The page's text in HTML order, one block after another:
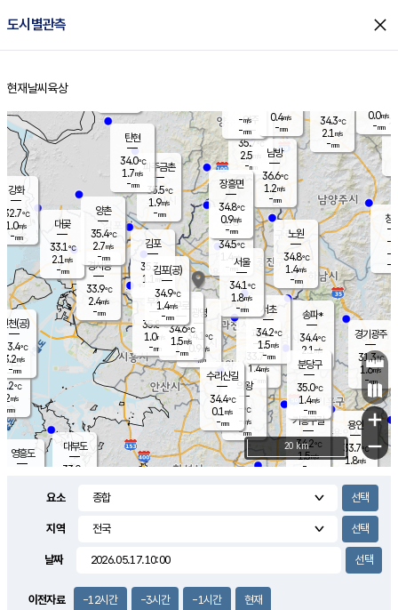
도시별관측 close
홈
현재날씨 육상
의도
℃
m/s
mm
영흥도
양주
35.7℃
2.5
-mm
과천
33.7℃
1.4m/s
- mm
용인
33.7℃
1.8m/s
경기광주
31.3℃
1.6m/s
-mm
2.4m/s
대부도
33.0
경서동
33.9℃
2.4m/s
-mm
파주금촌
35.5℃
1.9m/s
-mm
34.3℃
2.1 m/s
-mm
대곶
33.1℃
2.1 m/s
-mm
창
-
-m/
-
탄현
34.0℃
1.7m/s
-mm
0.0m/s
-mm
의왕
- ℃
-m/s
-mm
김포
35.3℃
1.1 m/s
mm
광명
34.1
℃
0.9 m/s
-mm
부천
35.8℃
1.0m/s
-mm
양촌
35.4℃
2.7m/s
-mm
구로
34.6℃
1.5m/s
-mm
은평
34.5℃
1.4 m/s
- mm
노원
34.8℃
1.4m/s
-mm
송파*
34.4℃
2.1 m/s
-mm
서초
34.2℃
1.5m/s
-mm
남방
36.6℃
1.2m/s
-mm
기흥구갈
34.2℃
1.5m/s
-
수리산길
34.4℃
0.1 m/s
-mm
분당구
35.0℃
1.4m/s
-mm
장흥면
34.8℃
0.9m/s
-mm
-m/s
-mm
강화
32.7℃
1.0m/s
-mm
인천(공)
33.4℃
3.2m/s
-mm
김포(공)
34.9℃
1.4m/s
-mm
서울
34.1℃
1.8m/s
-mm
0.4m/s
-mm
+
−
20 km
요소
지역
날짜
이전자료 -12시간 -3시간 -1시간 현재